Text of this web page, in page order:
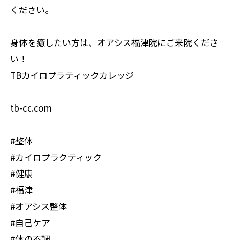
ください。
身体を癒したい方は、オアシス福津院にご来院くださ
い！
TBカイロプラティックカレッジ
tb-cc.com
#整体
#カイロプラクティック
#健康
#福津
#オアシス整体
#自己ケア